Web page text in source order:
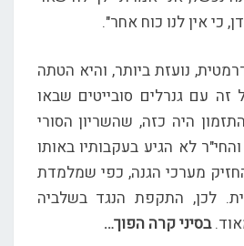
כי אין לנו כוח אחר".
נועזת ביותר, והיא הטתה
עם גנרלים סובייטים שבאו
היה כזה, שהשריון הסורי
לא הגיע בעקבותיו באותו
מערכי הגנה, כפי שמלמדת
לכן, התקפת הנגד בשלביה
בסיני קרה הפוך…